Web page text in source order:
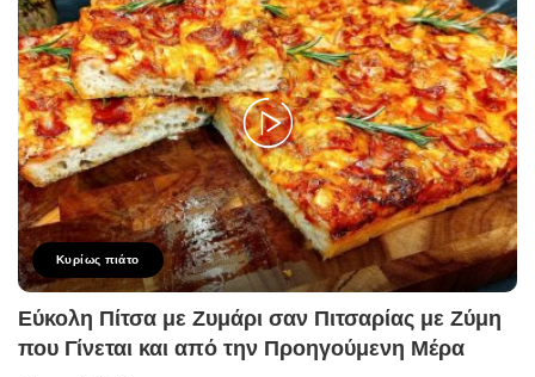
Κυρίως πιάτο
Εύκολη Πίτσα με Ζυμάρι σαν Πιτσαρίας με Ζύμη
που Γίνεται και από την Προηγούμενη Μέρα